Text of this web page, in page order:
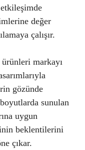
değer
çalışır.
markayı
gözünde
sunulan
uygun
beklentilerini
çıkar.